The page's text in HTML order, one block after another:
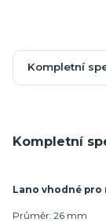
Kompletní
Kompletní
Lano vhodné pro
Průměr: 26 mm